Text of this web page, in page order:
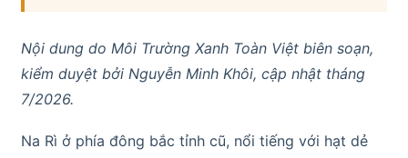
Nội dung do Môi Trường Xanh Toàn Việt biên soạn,
kiểm duyệt bởi Nguyễn Minh Khôi, cập nhật tháng
7/2026.
Na Rì ở phía đông bắc tỉnh cũ, nổi tiếng với hạt dẻ